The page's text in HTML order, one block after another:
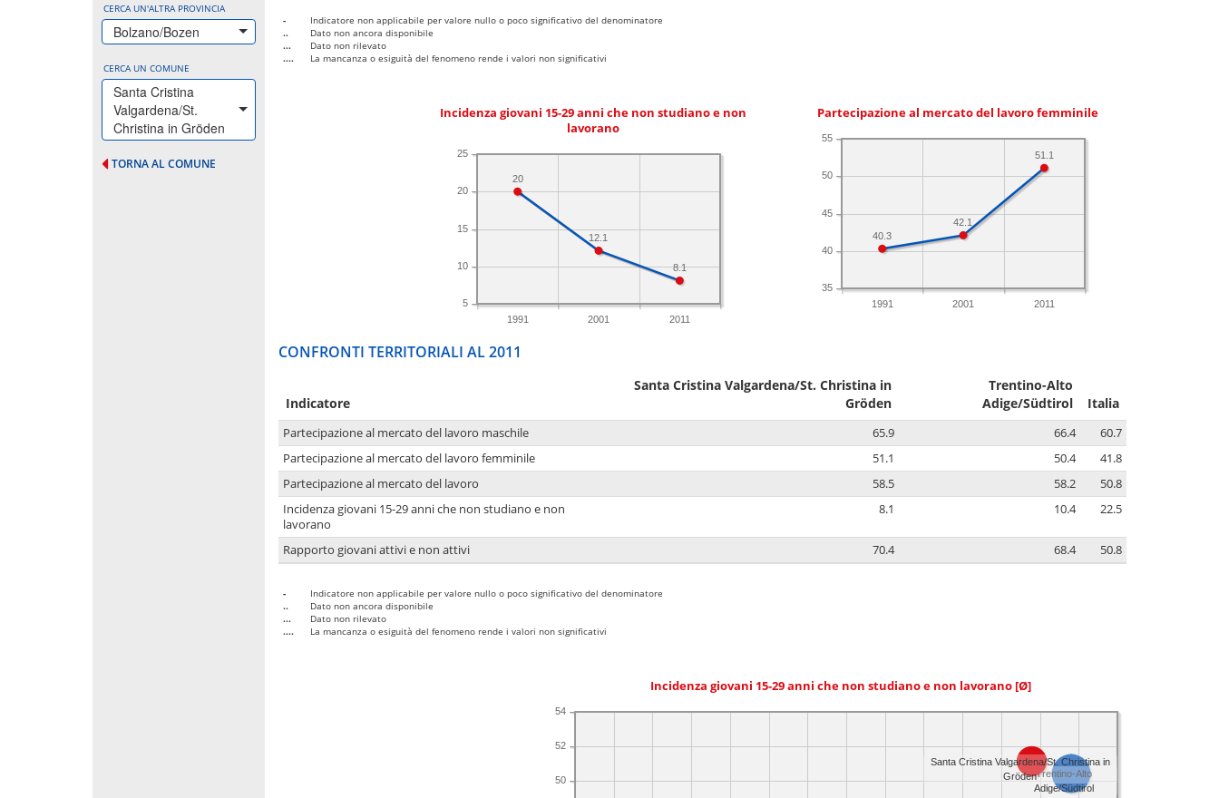
CERCA UN'ALTRA PROVINCIA
Bolzano/Bozen
CERCA UN COMUNE
Santa Cristina
Valgardena/St.
Christina in Gröden
TORNA AL COMUNE
-
Indicatore non applicabile per valore nullo o poco significativo del denominatore
..
Dato non ancora disponibile
...
Dato non rilevato
....
La mancanza o esiguità del fenomeno rende i valori non significativi
Incidenza giovani 15-29 anni che non studiano e non
lavorano
1991 2001 2011
5
10
15
20
25
8.1
12.1
20
Partecipazione al mercato del lavoro femminile
1991 2001 2011
35
40
45
50
55
51.1
42.1
40.3
CONFRONTI TERRITORIALI AL 2011
Indicatore
Santa Cristina Valgardena/St. Christina in
Gröden
Trentino-Alto
Adige/Südtirol
Italia
Partecipazione al mercato del lavoro maschile 65.9 66.4
60.7
Partecipazione al mercato del lavoro femminile
51.1 50.4
41.8
Partecipazione al mercato del lavoro
58.5 58.2
50.8
Incidenza giovani 15-29 anni che non studiano e non
lavorano
8.1 10.4 22.5
Rapporto giovani attivi e non attivi 70.4 68.4 50.8
-
Indicatore non applicabile per valore nullo o poco significativo del denominatore
..
Dato non ancora disponibile
...
Dato non rilevato
....
La mancanza o esiguità del fenomeno rende i valori non significativi
Incidenza giovani 15-29 anni che non studiano e non lavorano [Ø]
50
52
54
Trentino-Alto
Adige/Südtirol
Santa Cristina Valgardena/St. Christina in
Gröden